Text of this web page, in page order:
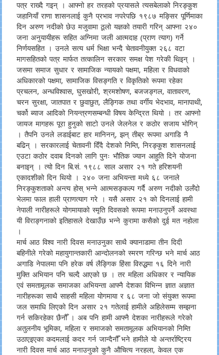
पत्र राख्दै गइन् । आफ्नो हर तरहको प्रयासले त्यसबेलाको निरङ्कुश
जहानियाँ राणा शासनलाई कुनै प्रभाव नपरेपछि १९८७ मङ्सिर पूर्णिमाका
दिन अरुण नदीको छेउ मजुवामा ठूलो यज्ञको तयारी गरिन् आफ्ना २४०
जना अनुयायीहरू सहित अग्निमा जली आत्मदाह (प्राण त्याग) गर्ने
निर्णयसहित । उनले सत्य धर्म भिक्षा भन्दै चेतावनीयुक्त २६८ वटा
मागसहितको पत्र मार्फत तत्कालिन सरकार समक्ष पेश गरेकी थिइन् ।
जसमा समाज सुधार र सामाजिक न्यायको पक्षमा, महिला र विधवाको
अधिकारको पक्षमा, सामाजिक विसङ्गति र विकृतिको रूपमा रहेका
प्रचलन, अन्धविश्वास, घुसखोरी, श्रमशोषण, बजजङ्गल, वातावरण,
चरन सुरक्षा, जातपात र छुवाछुत, लैङ्गिक तथा वर्गीय भेदभाव, मानापाथी,
चर्को ब्याज आदिको नियन्त्रणसम्बन्धी विषय केन्द्रित थियो । तर आफ्नो
जायज मागहरू पूरा हुनुको साटो उनले जेलनेल र कठोर सजाय भोगिन्
। तैपनि उनले लडाईबाट हार मानिनन्, झन् तीब्र रूपमा अगाडि नै
बढिन् । सरकारलाई चेतावनी दिँदै देशको निम्ति, निरङ्कुश शासनलाई
एउटा कठोर दवाब दिनको लागि पुनः भौतिक ज्यान आहुति दिने योजना
बनाइन् । त्यो दिन बि.सं. १९८८ साल असार २१ गते हरिशयनी
एकादशीको दिन थियो । २४० जना अभियन्ता मध्ये ६८ जनाले
निरङ्कुशताको अन्त्य होस् भन्ने आत्मसङ्कल्प गर्दै अरुण नदीको उर्लँदो
भेलमा फाल हाली प्राणत्याग गरे । यसै असार २१ को दिनलाई हामी
नेपाली नारीहरूले योगमायाको स्मृति दिवसको रूपमा मनाउनुपर्ने अवस्था
यी विराङ्गनाको इतिहासले देखाउँछ भन्ने कुरामा कसैको दुई मत नहोला
।
मार्च आठ विश्व नारी दिवस मनाउनुका साथै क्यानाडामा तीन दिदी
बहिनीले गरेको महायुगान्तकारी आन्दोलनको स्मरण गरिन्छ भने मार्च आठ
अगाडि नेपालमा पनि हरेक वर्ष लैङ्गिक हिंसा विरुद्धमा १६ दिने नारी
मुक्ति अभियान पनि चल्दै आएको छ । तर महिला अधिकार र न्यायिक
एवं समतामूलक समाजका अभियन्ता आफ्नै देशका विभिन्न ज्ञात अज्ञात
नारीहरूका साथै साहसी महिला योगमाया र ६८ जना जो संयुक्त रूपमा
जल समाधि लिएको दिन असार २१ गतेलाई हामीले अहिलेसम्म सम्झना
गर्न सकिरहेका छैनौँ । अब पनि हामी आफ्नै देशका नारीहरूले गरेको
अतुलनीय भूमिका, महिला र समाजको समतामूलक अभियानको निम्ति
उठाएइएका कदमलाई कदर गर्न जान्दैनौँ भने हामीले यो अन्तर्राष्ट्रिय
नारी दिवस मार्च आठ मनाउनुको कुनै औचित्य नरहला, केवल एक